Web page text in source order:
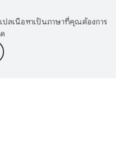
ลเนื้อหาเป็นภาษาที่คุณต้องการ